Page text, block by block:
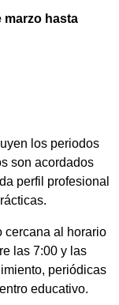
marzo hasta
los periodos
son acordados
perfil profesional
cercana al horario
las 7:00 y las
periódicas
educativo.